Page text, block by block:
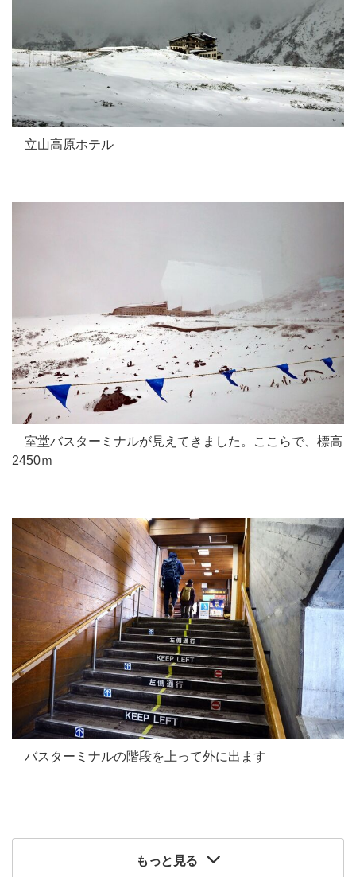
立山高原ホテル
室堂バスターミナルが見えてきました。ここらで、標高
2450ｍ
バスターミナルの階段を上って外に出ます
もっと見る